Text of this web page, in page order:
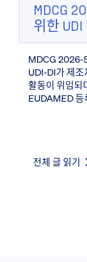
MDCG
위한
MDCG 2026-
UDI-DI가 제조
활동이 위임되
EUDAMED 등
전체 글 읽기